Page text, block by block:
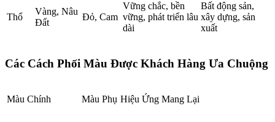
Thổ
Vàng, Nâu
Đất
Đỏ, Cam
Vững chắc, bền
vững, phát triển lâu
dài
Bất động sản,
xây dựng, sản
xuất
Các Cách Phối Màu Được Khách Hàng Ưa Chuộng
Màu Chính Màu Phụ Hiệu Ứng Mang Lại